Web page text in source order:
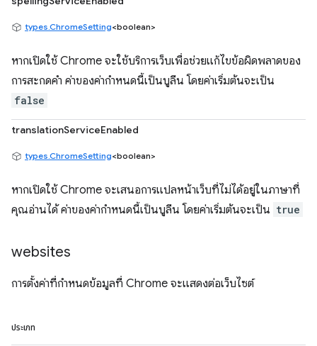
types.ChromeSetting<boolean>
หากเปิดใช้ Chrome จะใช้บริการเว็บเพื่อช่วยแก้ไขข้อผิดพลาดของ
การสะกดคำ ค่าของค่ากำหนดนี้เป็นบูลีน โดยค่าเริ่มต้นจะเป็น
false
translationServiceEnabled
types.ChromeSetting<boolean>
หากเปิดใช้ Chrome จะเสนอการแปลหน้าเว็บที่ไม่ได้อยู่ในภาษาที่
คุณอ่านได้ ค่าของค่ากำหนดนี้เป็นบูลีน โดยค่าเริ่มต้นจะเป็น true
websites
การตั้งค่าที่กำหนดข้อมูลที่ Chrome จะแสดงต่อเว็บไซต์
ประเภท